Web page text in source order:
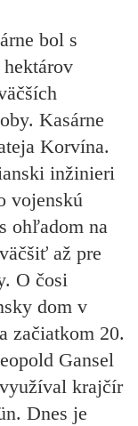
bol s
Kasárne
Korvína.
inžinieri
vojenskú
ohľadom na
až pre
O čosi
dom v
začiatkom 20.
Gansel
krajčír
Dnes je